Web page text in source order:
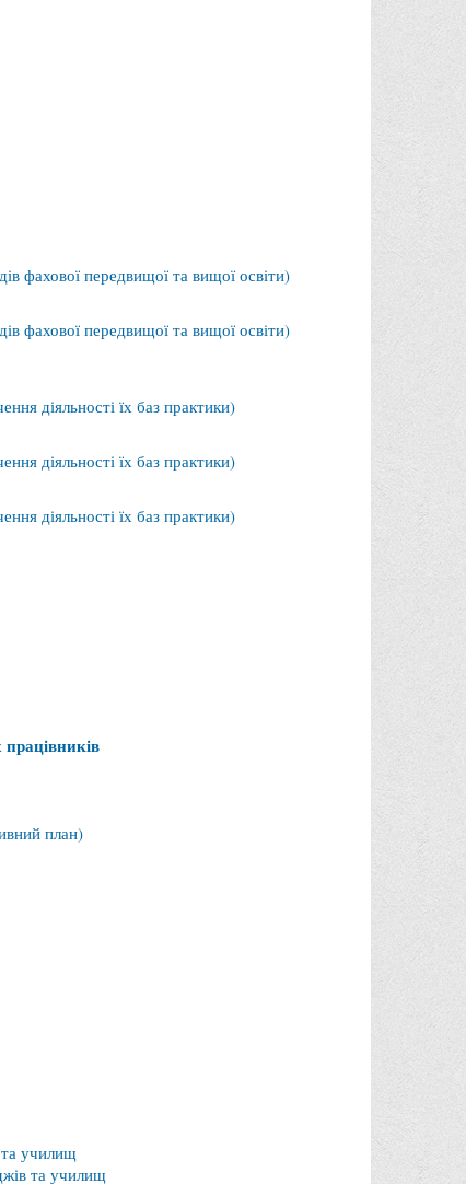
фахової передвищої та вищої освіти)
фахової передвищої та вищої освіти)
діяльності їх баз практики)
діяльності їх баз практики)
діяльності їх баз практики)
план)
та училищ
та училищ